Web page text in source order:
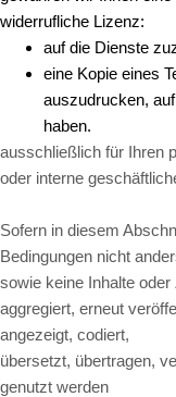
widerrufliche Lizenz:
auf die Dienste
eine Kopie eines
auszudrucken,
haben.
ausschließlich für Ihren
oder interne
Sofern in diesem
Bedingungen nicht
sowie keine Inhalte
aggregiert, erneut
angezeigt, codiert,
übersetzt, übertragen,
genutzt werden